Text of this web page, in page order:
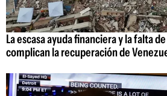
La escasa ayuda financiera y la falta
complican la recuperación de